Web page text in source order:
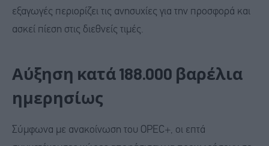
εξαγωγές περιορίζει τις ανησυχίες για την προσφορά και
ασκεί πίεση στις διεθνείς τιμές.
Αύξηση κατά 188.000 βαρέλια
ημερησίως
Σύμφωνα με ανακοίνωση του OPEC+, οι επτά